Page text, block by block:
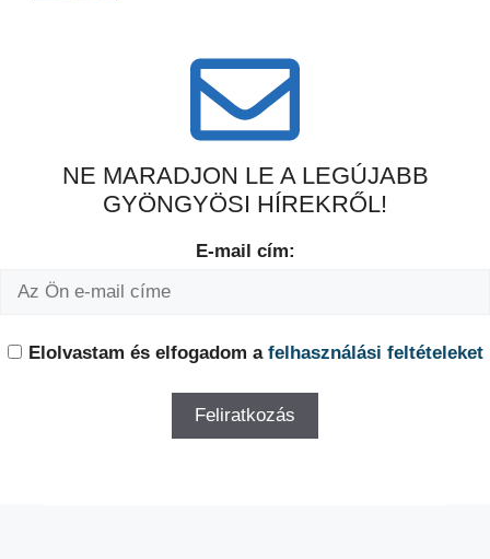
NE MARADJON LE A LEGÚJABB
GYÖNGYÖSI HÍREKRŐL!
E-mail cím:
Elolvastam és elfogadom a felhasználási feltételeket